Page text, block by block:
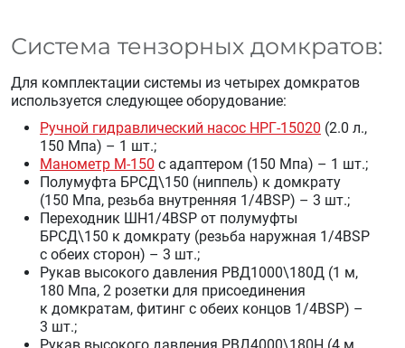
Система тензорных домкратов:
Для комплектации системы из четырех домкратов
используется следующее оборудование:
Ручной гидравлический насос НРГ-15020 (2.0 л.,
150 Мпа) – 1 шт.;
Манометр М-150 с адаптером (150 Мпа) – 1 шт.;
Полумуфта БРСД\150 (ниппель) к домкрату
(150 Мпа, резьба внутренняя 1/4BSP) – 3 шт.;
Переходник ШН1/4BSP от полумуфты
БРСД\150 к домкрату (резьба наружная 1/4BSP
с обеих сторон) – 3 шт.;
Рукав высокого давления РВД1000\180Д (1 м,
180 Мпа, 2 розетки для присоединения
к домкратам, фитинг с обеих концов 1/4BSP) –
3 шт.;